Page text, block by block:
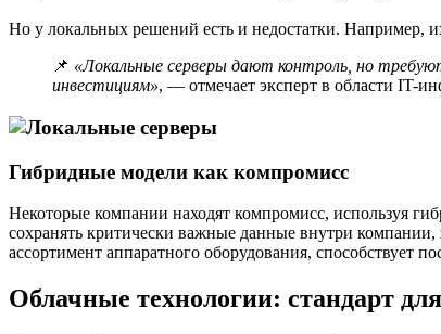
Но у локальных решений есть и недостатки. Например,
📌 «Локальные серверы дают контроль, но
инвестициям», — отмечает эксперт в области IT-
Гибридные модели как компромисс
Некоторые компании находят компромисс, используя
сохранять критически важные данные внутри
ассортимент аппаратного оборудования, способствует
Облачные технологии: стандарт